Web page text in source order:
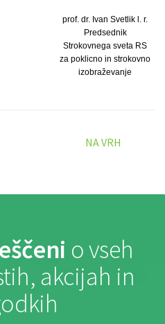
prof. dr. Ivan Svetlik l. r.
Predsednik
Strokovnega sveta RS
za poklicno in strokovno
izobraževanje
NA VRH
o vseh
akcijah in